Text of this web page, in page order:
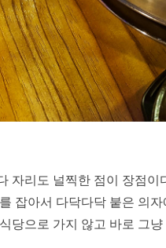
자리도 널찍한 점이 장점
잡아서 다닥다닥 붙은 의
당으로 가지 않고 바로 그